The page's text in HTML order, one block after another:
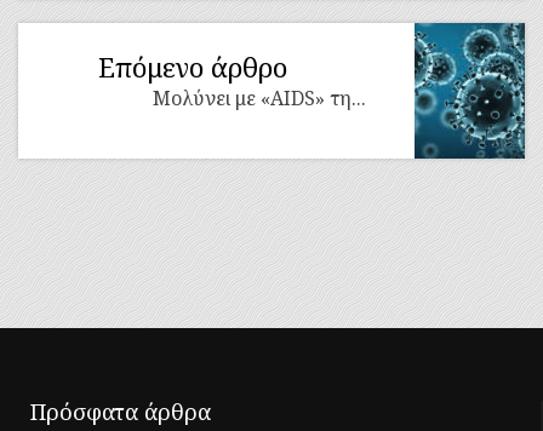
Επόμενο άρθρο
Μολύνει με «AIDS» τη...
Πρόσφατα άρθρα